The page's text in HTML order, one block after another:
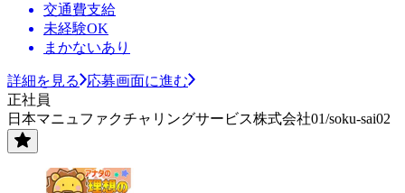
交通費支給
未経験OK
まかないあり
詳細を見る
応募画面に進む
正社員
日本マニュファクチャリングサービス株式会社01/soku-sai02